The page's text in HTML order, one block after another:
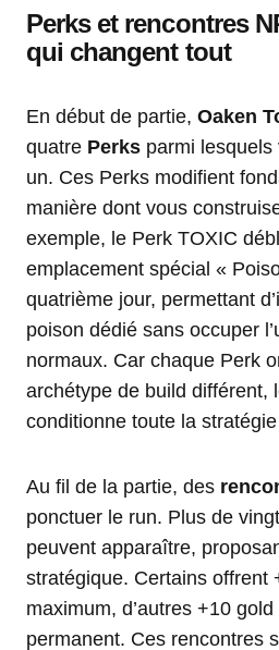
Perks et rencontres
qui changent tout
En début de partie, Oaken
quatre Perks parmi
un. Ces Perks modifient
manière dont vous
exemple, le Perk TOXIC
emplacement spécial «
quatrième jour, permettant
poison dédié sans occuper
normaux. Car chaque Perk
archétype de build différent,
conditionne toute la
Au fil de la partie, des
ponctuer le run. Plus de
peuvent apparaître,
stratégique. Certains offrent
maximum, d’autres +10
permanent. Ces rencontres